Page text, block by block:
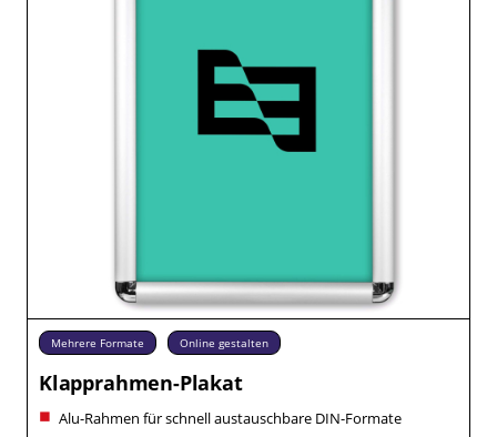
Mehrere Formate Online gestalten
Klapprahmen-Plakat
Alu-Rahmen für schnell austauschbare DIN-Formate